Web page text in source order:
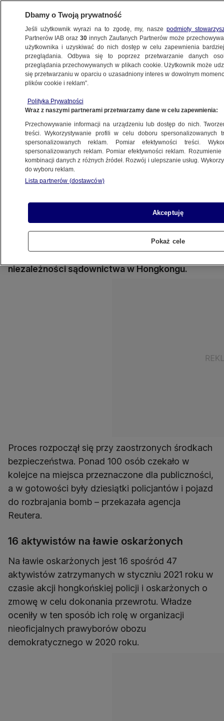
ŚWIAT
demokratycznych
6.02.2023, 12:57
Udostępnij
W Hongkongu ruszył proces 16 działaczy
dokonania przewrotu. Oskarżenie zostało oparte
na mocy przepisów bezpieczeństwa
państwowego narzuconych miastu przez
władze w Pekinie. Zdaniem zachodnich
niezależności sądownictwa w Hongkongu.
Proces rozpoczął się przy zaostrzonych środkach
bezpieczeństwa. Ponad 100 osób czekało w
kolejce na miejsca przeznaczone dla publiczności,
a w gotowości były dziesiątki policjantów i pojazd
do rozbrajania bomb – przekazała agencja
Reutera.
16 aktywistów na ławie oskarżonych
Na ławie oskarżonych jest 16 spośród 47
aktywistów zatrzymanych w styczniu 2021 roku w
czasie akcji hongkońskiej policji i oskarżonych o
zmowę w celu dokonania przewrotu. Władze
oceniły w ten sposób ich rolę w organizacji
nieoficjalnych prawyborów obozu
demokratycznego w 2020 roku.
Dbamy o Twoją prywatność
Jeśli użytkownik wyrazi na to zgodę, my, naszepodmioty
Partnerów IAB oraz30 innych Zaufanych Partnerów może
użytkownika i uzyskiwać do nich dostęp w celu zapewnienia
przeglądania. Odbywa się to poprzez przetwarzanie danych
przeglądania przechowywanych w plikach cookie. Użytkownik może
się przetwarzaniu w oparciu o uzasadniony interes w dowolnym
plików cookie i reklam”.
Polityka Prywatności
Wraz z naszymi partnerami przetwarzamy dane w celu zapewnienia:
Przechowywanie informacji na urządzeniu lub dostęp do nich.
treści. Wykorzystywanie profili w celu doboru spersonalizowanych
spersonalizowanych reklam. Pomiar efektywności treści.
spersonalizowanych reklam. Pomiar efektywności reklam.
kombinacji danych z różnych źródeł. Rozwój i ulepszanie usług.
do wyboru reklam.
Lista partnerów (dostawców)
Akceptuję
Pokaż cele